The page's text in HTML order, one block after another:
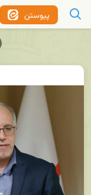
پیوستن